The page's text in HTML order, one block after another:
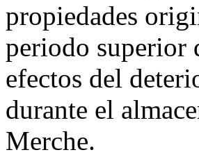
propiedades
periodo superior
efectos del
durante el
Merche.